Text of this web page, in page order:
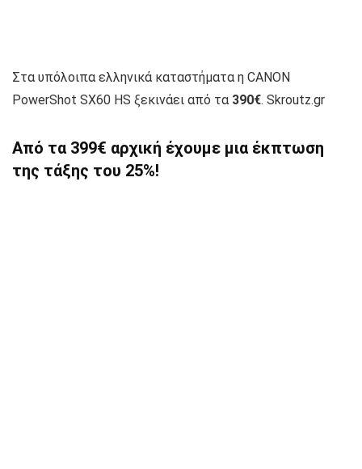
Στα υπόλοιπα ελληνικά καταστήματα η CANON
PowerShot SX60 HS ξεκινάει από τα 390€. Skroutz.gr
Από τα 399€ αρχική έχουμε μια έκπτωση
της τάξης του 25%!